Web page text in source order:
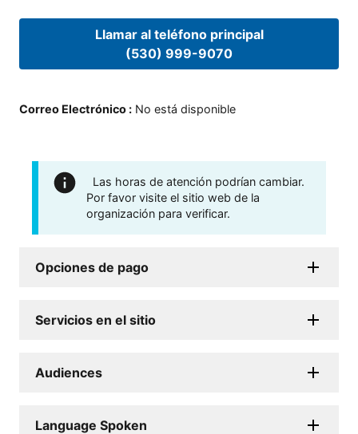
Llamar al teléfono principal
(530) 999-9070
Correo Electrónico : No está disponible
Las horas de atención podrían cambiar.
Por favor visite el sitio web de la
organización para verificar.
Opciones de pago
Servicios en el sitio
Audiences
Language Spoken